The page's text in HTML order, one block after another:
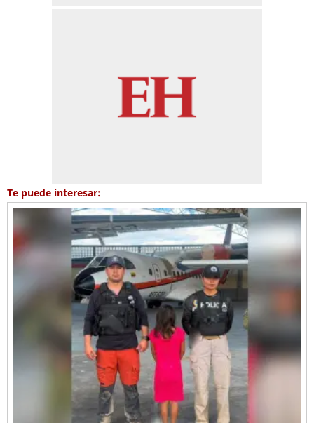
Te puede interesar: